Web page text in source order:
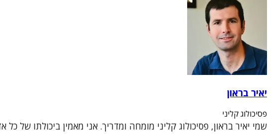
יאיר בראון
פסיכולוג קליני
שמי יאיר בראון, פסיכולוג קליני מומחה ומדריך. אני מאמין ביכולתו